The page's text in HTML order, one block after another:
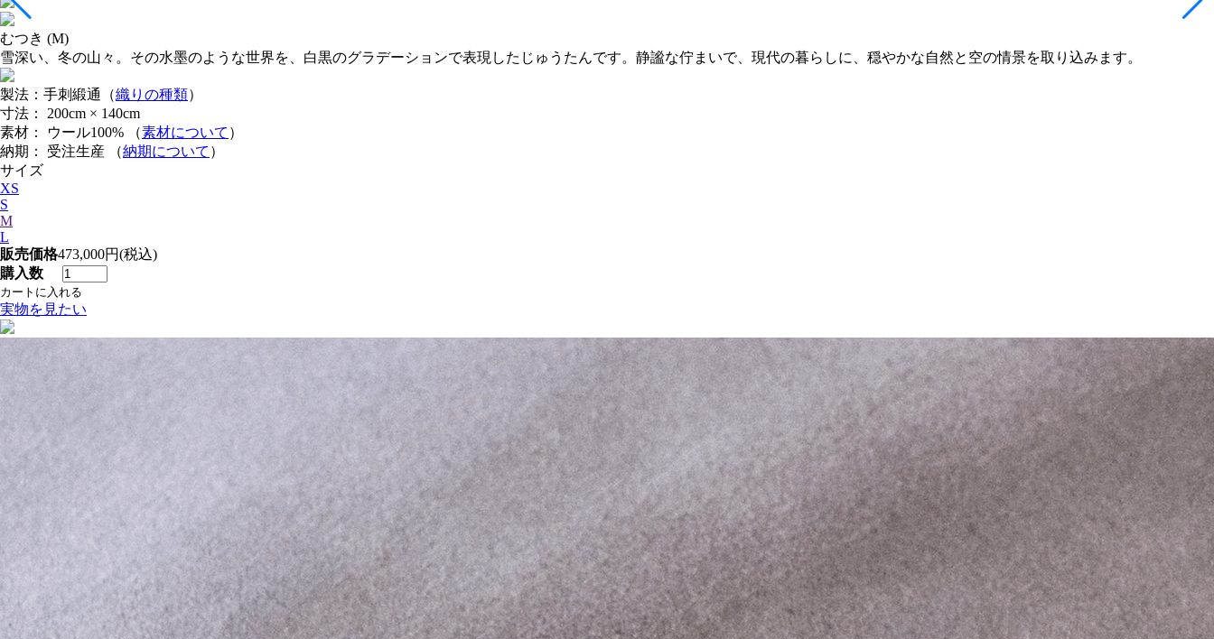
むつき (M)
雪深い、冬の山々。その水墨のような世界を、白黒のグラデーションで表現したじゅうたんです。静謐な佇まいで、現代の暮らしに、穏やかな自然と空の情景を取り込みます。
製法：手刺緞通（織りの種類）
寸法： 200cm × 140cm
素材： ウール100% （素材について ）
納期： 受注生産 （納期について ）
サイズ
XS
S
M
L
販売価格473,000円(税込)
購入数
実物を見たい